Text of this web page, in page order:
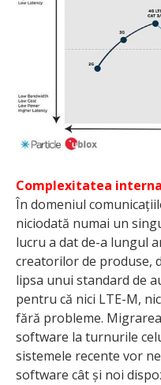
Complexitatea
În domeniul
niciodată numai un
lucru a dat de-a lungul
creatorilor de produse,
lipsa unui standard de
pentru că nici LTE-M,
fără probleme.
software la turnurile
sistemele recente vor
software cât și noi